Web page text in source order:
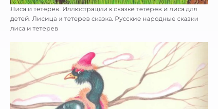
Лиса и тетерев. Иллюстрации к сказке тетерев и лиса для
детей. Лисица и тетерев сказка. Русские народные сказки
лиса и тетерев